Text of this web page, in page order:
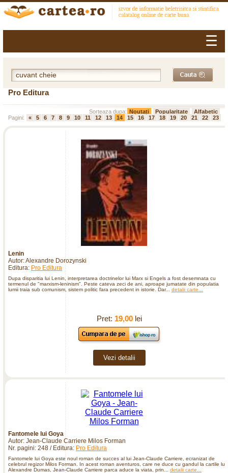
☰
Pro Editura
Sorteaza dupa: Noutati Popularitate
Alfabetic
Pagini:
« 5 6 7 8 9 10 11 12 13 14 15 16 17 18 19 20 21 22 23
Lenin
Autor: Alexandre Dorozynski
Editura: Pro Editura
Dupa disparitia lui Lenin, interpretarea doctrinelor lui Marx si Engels a fost desemnata cu
termenul de "marxism-leninism". Peste cateva zeci de ani, aproape jumatate din populatia
lumii traia sub comunism, sistem politic fara precedent in istorie. Dar... detalii carte...
Pret: 19,00lei
Vezi detalii
Fantomele lui Goya
Autor: Jean-Claude Carriere Milos Forman
Nr. pagini: 248 / Editura: Pro Editura
Fantomele lui Goya este noul roman de succes al lui Jean-Claude Carriere, ecranizat de
celebrul regizor Milos Forman. In acest roman aventuros, care ne duce cu gandul la cartile lui
Alexandre Dumas, Jean-Claude Carriere parca aduce la viata, prin... detalii carte...